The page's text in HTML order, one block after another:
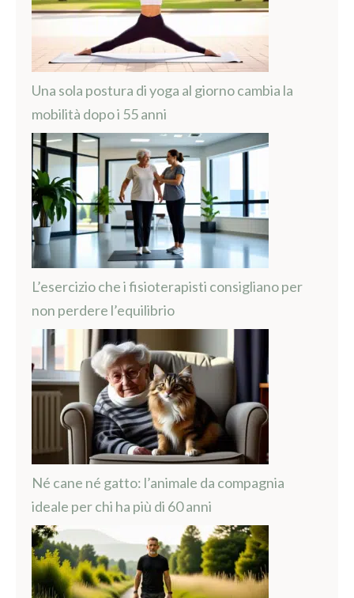
Una sola postura di yoga al giorno cambia la
mobilità dopo i 55 anni
L’esercizio che i fisioterapisti consigliano per
non perdere l’equilibrio
Né cane né gatto: l’animale da compagnia
ideale per chi ha più di 60 anni